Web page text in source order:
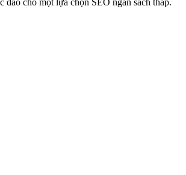
cho một lựa chọn SEO ngân sách thấp.